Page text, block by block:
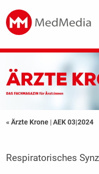
« Ärzte Krone |AEK 03|2024
Respiratorisches